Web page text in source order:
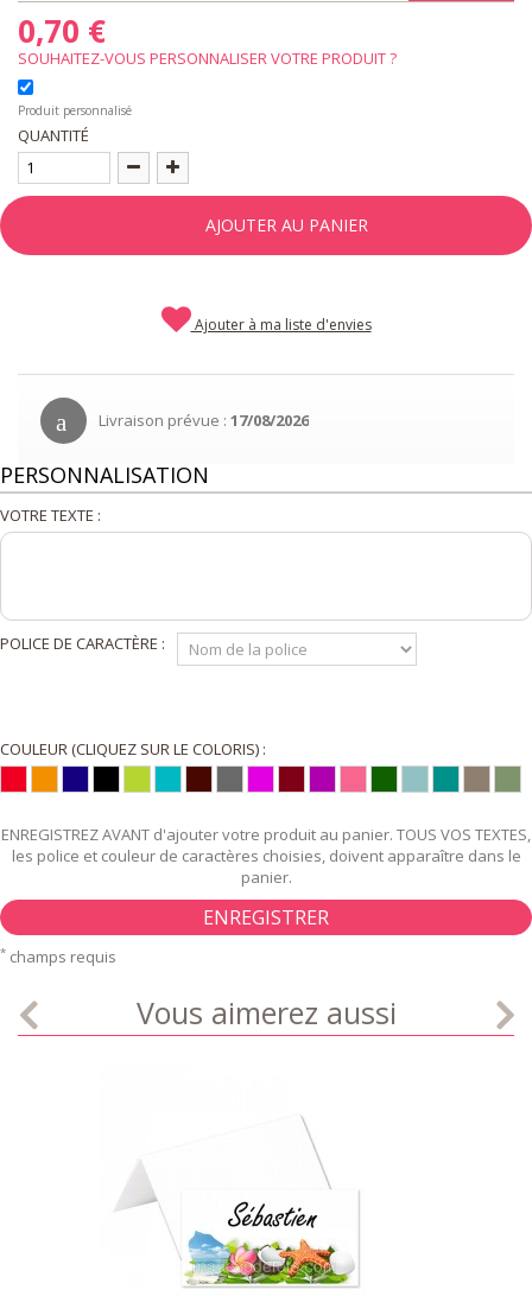
0,70 €
Produit personnalisé
QUANTITÉ
AJOUTER AU PANIER
Ajouter à ma liste d'envies
Livraison prévue : 17/08/2026
PERSONNALISATION
VOTRE TEXTE :
POLICE DE CARACTÈRE :
COULEUR (CLIQUEZ SUR LE COLORIS) :
ENREGISTREZ AVANT d'ajouter votre produit au panier. TOUS VOS TEXTES,
les police et couleur de caractères choisies, doivent apparaître dans le
panier.
ENREGISTRER
* champs requis
Vous aimerez aussi